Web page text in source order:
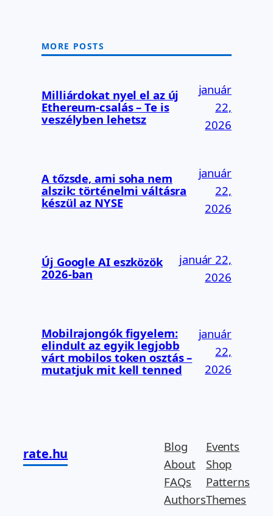
MORE POSTS
Milliárdokat nyel el az új
Ethereum-csalás – Te is
veszélyben lehetsz
január
22,
2026
A tőzsde, ami soha nem
alszik: történelmi váltásra
készül az NYSE
január
22,
2026
Új Google AI eszközök
2026-ban
január 22,
2026
Mobilrajongók figyelem:
elindult az egyik legjobb
várt mobilos token osztás –
mutatjuk mit kell tenned
január
22,
2026
rate.hu
Blog
About
FAQs
Authors
Events
Shop
Patterns
Themes